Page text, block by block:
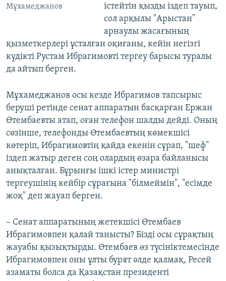
Мұхамеджанов
істейтін қызды іздеп тауып,
сол арқылы "Арыстан"
арнаулы жасағының
қызметкерлері ұсталған оқиғаны, кейін негізгі
күдікті Рустам Ибрагимовті тергеу барысы туралы
да айтып берген.
Мұхамеджанов осы кезде Ибрагимов тапсырыс
беруші ретінде сенат аппаратын басқарған Ержан
Өтембаевты атап, оған телефон шалды дейді. Оның
сөзінше, телефонды Өтембаевтың көмекшісі
көтеріп, Ибрагимовтің қайда екенін сұрап, "шеф"
іздеп жатыр деген соң олардың өзара байланысы
анықталған. Бұрынғы ішкі істер министрі
тергеушінің кейбір сұрағына "білмеймін", "есімде
жоқ" деп жауап берген.
– Сенат аппаратының жетекшісі Өтембаев
Ибрагимовпен қалай танысты? Бізді осы сұрақтың
жауабы қызықтырды. Өтембаев өз түсініктемесінде
Ибрагимовпен оны ұлты бурят әлде қалмақ, Ресей
азаматы болса да Қазақстан президенті